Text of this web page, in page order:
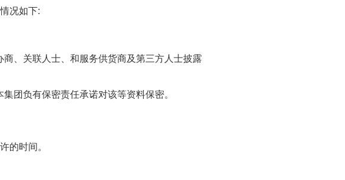
况如下:
、关联人士、和服务供货商及第三方人士披露
团负有保密责任承诺对该等资料保密。
的时间。